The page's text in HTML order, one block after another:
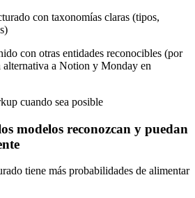
con taxonomías claras (tipos,
con otras entidades reconocibles (por
alternativa a Notion y Monday en
cuando sea posible
modelos reconozcan y puedan
tiene más probabilidades de alimentar